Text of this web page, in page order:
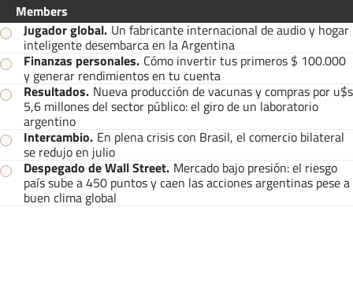
Members
Jugador global. Un fabricante internacional de audio y hogar
inteligente desembarca en la Argentina
Finanzas personales. Cómo invertir tus primeros $ 100.000
y generar rendimientos en tu cuenta
Resultados. Nueva producción de vacunas y compras por u$s
5,6 millones del sector público: el giro de un laboratorio
argentino
Intercambio. En plena crisis con Brasil, el comercio bilateral
se redujo en julio
Despegado de Wall Street. Mercado bajo presión: el riesgo
país sube a 450 puntos y caen las acciones argentinas pese a
buen clima global